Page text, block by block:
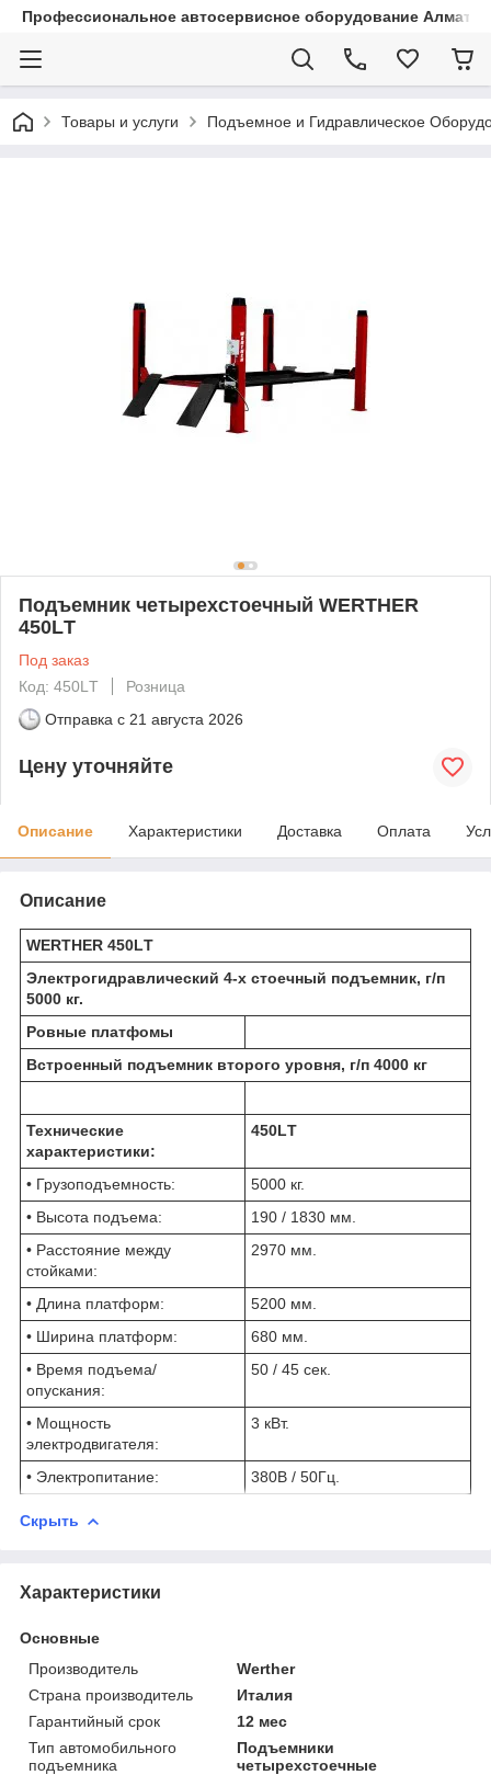
Профессиональное автосервисное оборудование Алматы
Товары и услуги Подъемное и Гидравлическое
Подъемник четырехстоечный WERTHER
450LТ
Под заказ
Код: 450LТ
Розница
Отправка с 21 августа 2026
Цену уточняйте
Описание Характеристики Доставка Оплата
Описание
WERTHER 450LТ
Электрогидравлический 4-х стоечный подъемник, г/п
5000 кг.
Ровные платфомы
Встроенный подъемник второго уровня, г/п 4000 кг
Технические
характеристики:
450LТ
• Грузоподъемность:
5000 кг.
• Высота подъема:
190 / 1830 мм.
• Расстояние между
стойками:
2970 мм.
• Длина платформ:
5200 мм.
• Ширина платформ:
680 мм.
• Время подъема/
опускания:
50 / 45 сек.
• Мощность
электродвигателя:
3 кВт.
• Электропитание: 380В / 50Гц.
Скрыть
Характеристики
Основные
Производитель
Werther
Страна производитель
Италия
Гарантийный срок
12 мес
Тип автомобильного
подъемника
Подъемники
четырехстоечные